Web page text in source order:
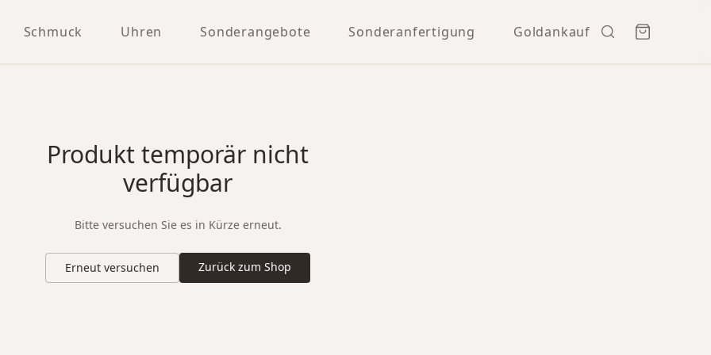
Schmuck Uhren Sonderangebote Sonderanfertigung Goldankauf
Produkt temporär nicht
verfügbar
Bitte versuchen Sie es in Kürze erneut.
Erneut versuchen Zurück zum Shop